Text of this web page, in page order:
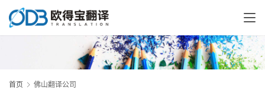
首页 佛山翻译公司